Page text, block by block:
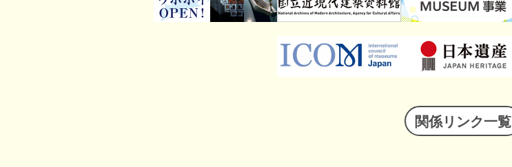
関係リンク一覧